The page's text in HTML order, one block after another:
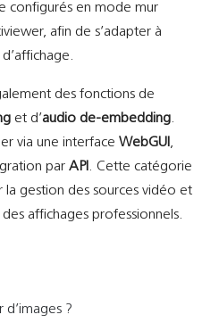
configurés en mode mur
afin de s’adapter à
des fonctions de
et d’audio de-embedding.
via une interface WebGUI,
par API. Cette catégorie
la gestion des sources vidéo et
affichages professionnels.
d’images ?